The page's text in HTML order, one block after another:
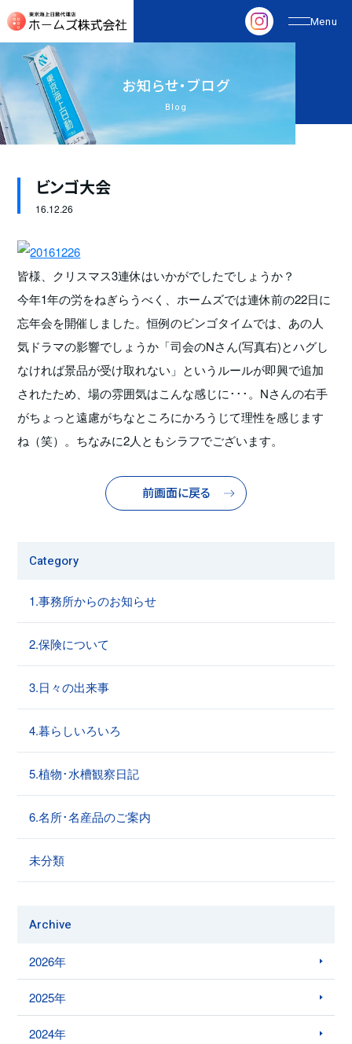
お知らせ・ブログ
Blog
ビンゴ大会
16.12.26
皆様、クリスマス3連休はいかがでしたでしょうか？
今年1年の労をねぎらうべく、ホームズでは連休前の22日に
忘年会を開催しました。恒例のビンゴタイムでは、あの人
気ドラマの影響でしょうか「司会のNさん(写真右)とハグし
なければ景品が受け取れない」というルールが即興で追加
されたため、場の雰囲気はこんな感じに･･･。Nさんの右手
がちょっと遠慮がちなところにかろうじて理性を感じます
ね（笑）。ちなみに2人ともシラフでございます。
前画面に戻る
Category
1.事務所からのお知らせ
2.保険について
3.日々の出来事
4.暮らしいろいろ
5.植物･水槽観察日記
6.名所･名産品のご案内
未分類
Archive
2026年
2025年
2024年